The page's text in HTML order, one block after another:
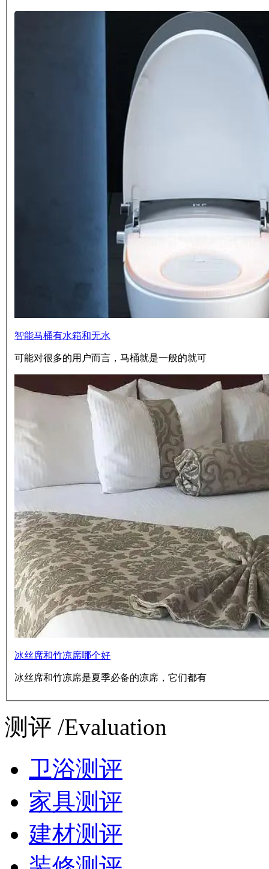
智能马桶有水箱和无水
可能对很多的用户而言，马桶就是一般的就可
冰丝席和竹凉席哪个好
冰丝席和竹凉席是夏季必备的凉席，它们都有
测评 /Evaluation
卫浴测评
家具测评
建材测评